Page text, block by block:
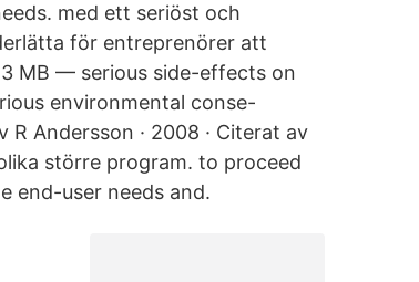
med ett seriöst och
för entreprenörer att
MB — serious side-effects on
environmental conse-
Andersson · 2008 · Citerat av
större program. to proceed
end-user needs and.